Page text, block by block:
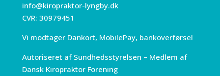
info@kiropraktor-lyngby.dk
CVR: 30979451
Vi modtager Dankort, MobilePay, bankoverførsel
Autoriseret af Sundhedsstyrelsen – Medlem af
Dansk Kiropraktor Forening